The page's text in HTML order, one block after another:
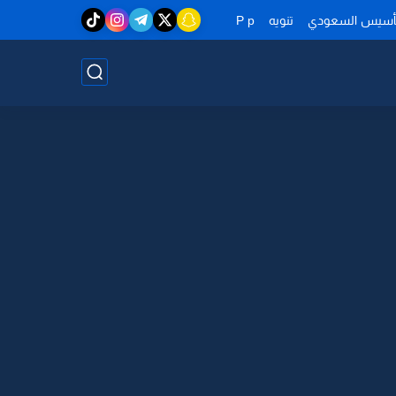
السعودي تنويه P p